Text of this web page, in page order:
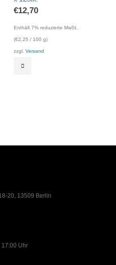
€12,70
Enthält 7% reduzierte MwSt.
(€2,25 / 100 g)
zzgl. Versand
20, 13509 Berlin
17:00 Uhr